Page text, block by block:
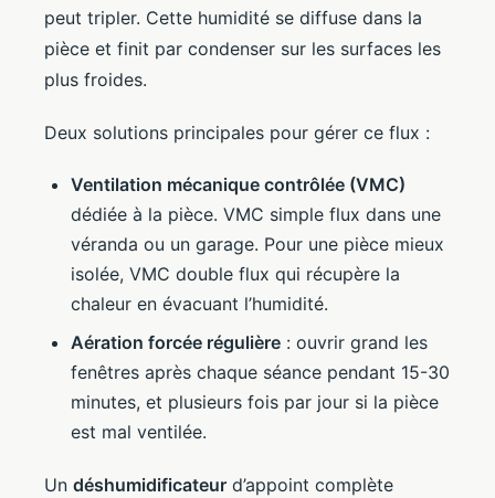
peut tripler. Cette humidité se diffuse dans la
pièce et finit par condenser sur les surfaces les
plus froides.
Deux solutions principales pour gérer ce flux :
Ventilation mécanique contrôlée (VMC)
dédiée à la pièce. VMC simple flux dans une
véranda ou un garage. Pour une pièce mieux
isolée, VMC double flux qui récupère la
chaleur en évacuant l’humidité.
Aération forcée régulière : ouvrir grand les
fenêtres après chaque séance pendant 15-30
minutes, et plusieurs fois par jour si la pièce
est mal ventilée.
Un déshumidificateur d’appoint complète